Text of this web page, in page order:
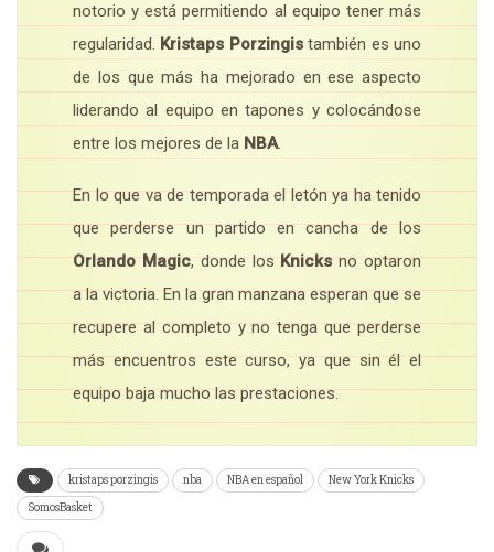
notorio y está permitiendo al equipo tener más
regularidad. Kristaps Porzingistambién es uno
de los que más ha mejorado en ese aspecto
liderando al equipo en tapones y colocándose
entre los mejores de la NBA.
En lo que va de temporada el letón ya ha tenido
que perderse un partido en cancha de los
Orlando Magic, donde los Knicks no optaron
a la victoria. En la gran manzana esperan que se
recupere al completo y no tenga que perderse
más encuentros este curso, ya que sin él el
equipo baja mucho las prestaciones.
kristaps porzingis nba NBA en español
New York Knicks
SomosBasket